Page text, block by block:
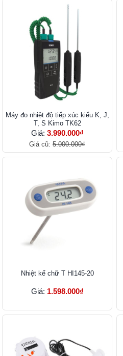
Máy đo nhiệt độ tiếp xúc kiểu K, J,
T, S Kimo TK62
Giá: 3.990.000₫
Giá cũ: 5.000.000₫
Nhiệt kế chữ T HI145-20
Giá: 1.598.000₫